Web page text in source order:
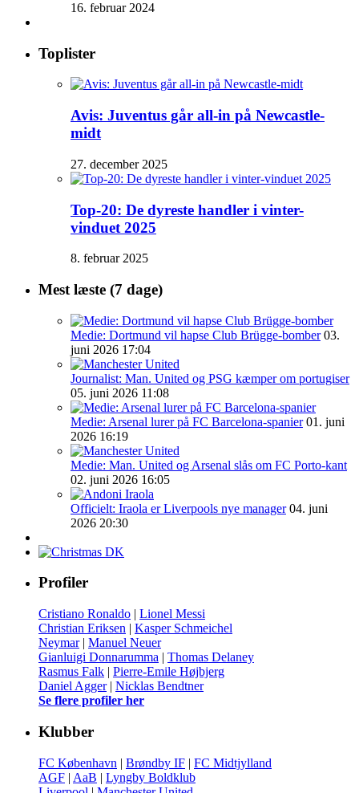
16. februar 2024
Toplister
Avis: Juventus går all-in på Newcastle-
midt
27. december 2025
Top-20: De dyreste handler i vinter-
vinduet 2025
8. februar 2025
Mest læste (7 dage)
Medie: Dortmund vil hapse Club Brügge-bomber 03.
juni 2026 17:04
Journalist: Man. United og PSG kæmper om portugiser
05. juni 2026 11:08
Medie: Arsenal lurer på FC Barcelona-spanier 01. juni
2026 16:19
Medie: Man. United og Arsenal slås om FC Porto-kant
02. juni 2026 16:05
Officielt: Iraola er Liverpools nye manager 04. juni
2026 20:30
Profiler
Cristiano Ronaldo | Lionel Messi
Christian Eriksen | Kasper Schmeichel
Neymar| Manuel Neuer
Gianluigi Donnarumma | Thomas Delaney
Rasmus Falk | Pierre-Emile Højbjerg
Daniel Agger| Nicklas Bendtner
Se flere profiler her
Klubber
FC København | Brøndby IF | FC Midtjylland
AGF | AaB | Lyngby Boldklub